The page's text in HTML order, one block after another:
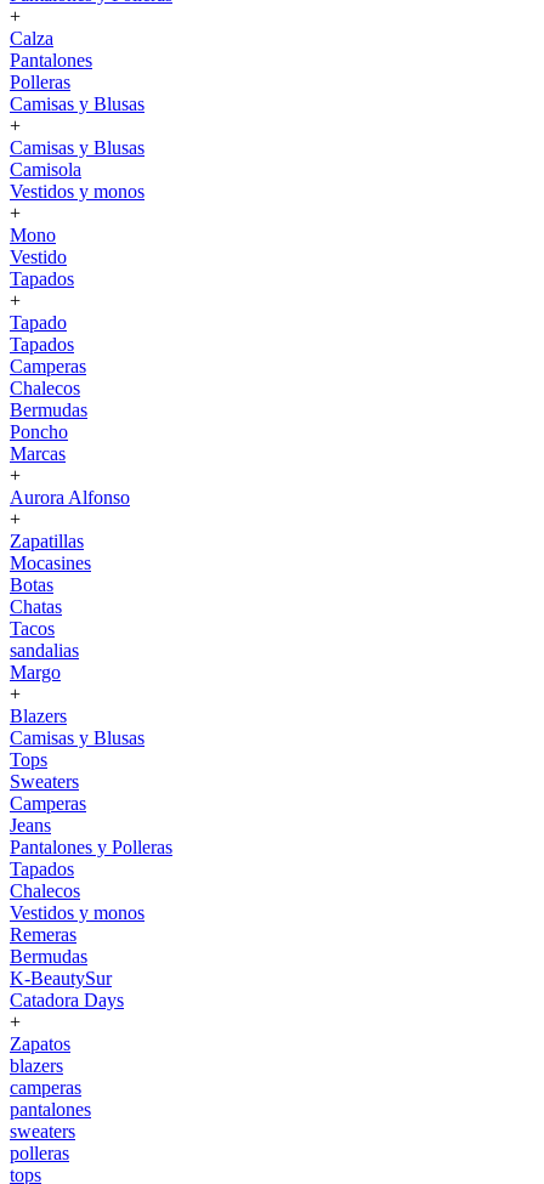
+
Calza
Pantalones
Polleras
Camisas y Blusas
+
Camisas y Blusas
Camisola
Vestidos y monos
+
Mono
Vestido
Tapados
+
Tapado
Tapados
Camperas
Chalecos
Bermudas
Poncho
Marcas
+
Aurora Alfonso
+
Zapatillas
Mocasines
Botas
Chatas
Tacos
sandalias
Margo
+
Blazers
Camisas y Blusas
Tops
Sweaters
Camperas
Jeans
Pantalones y Polleras
Tapados
Chalecos
Vestidos y monos
Remeras
Bermudas
K-BeautySur
Catadora Days
+
Zapatos
blazers
camperas
pantalones
sweaters
polleras
tops